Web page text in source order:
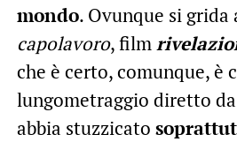
mondo. Ovunque si grida
capolavoro, film
che è certo, comunque, è
lungometraggio diretto da
abbia stuzzicato